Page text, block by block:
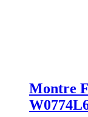
Montre